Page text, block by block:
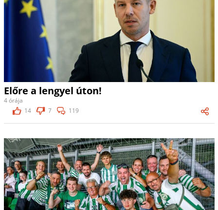
Előre a lengyel úton!
4 órája
14
7 119